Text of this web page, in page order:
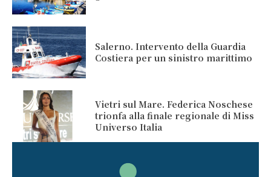
Salerno. Intervento della Guardia
Costiera per un sinistro marittimo
Vietri sul Mare. Federica Noschese
trionfa alla finale regionale di Miss
Universo Italia